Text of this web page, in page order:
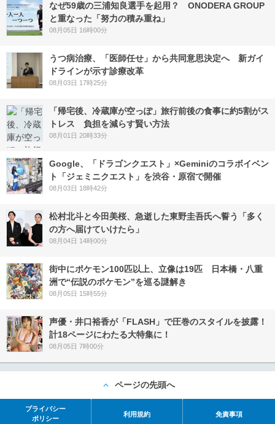
なぜ59歳の三浦知良選手を起用？ ONODERA GROUP
と重なった「努力の積み重ね」
08月05日 16時00分
うつ病治療、「医師任せ」から共同意思決定へ 新ガイ
ドラインが示す診療改革
08月03日 17時25分
「帰宅後、冷蔵庫が空っぽ」旅行前後の食事に約5割がス
トレス 負担を減らす賢い方法
08月01日 20時33分
Google、「ドラゴンクエスト」×Geminiのコラボイベン
ト「ジェミニクエスト」を渋谷・原宿で開催
08月03日 18時42分
松村北斗と今田美桜、急逝した東野圭吾氏へ誓う「多く
の方へ届けていけたら」
08月04日 14時00分
街中にポケモン100匹以上、立像は19匹 日本橋・八重
洲で“伝説のポケモン”を巡る謎解き
08月05日 15時55分
声優・井口裕香が「FLASH」で圧巻のスタイルを披露！
計18ページにわたる大特集に！
08月05日 7時00分
ページの先頭へ
プライバシー
ポリシー
利用規約 免責事項